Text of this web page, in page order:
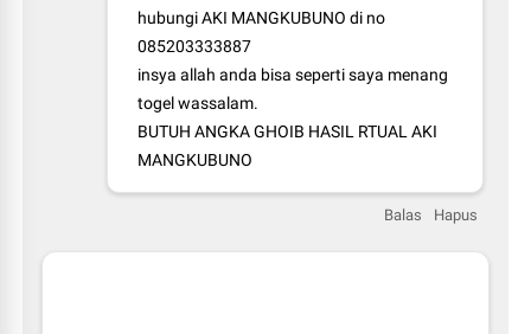
hubungi AKI MANGKUBUNO di no
085203333887
insya allah anda bisa seperti saya menang
togel wassalam.
BUTUH ANGKA GHOIB HASIL RTUAL AKI
MANGKUBUNO
Balas Hapus